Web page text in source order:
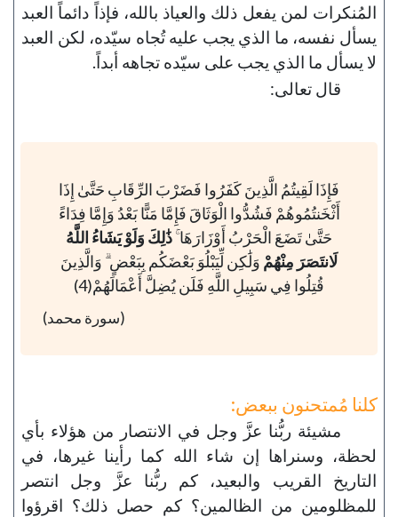
المُنكرات لمن يفعل ذلك والعياذ بالله، فإذاً دائماً العبد
يسأل نفسه، ما الذي يجب عليه تُجاه سيّده، لكن العبد
لا يسأل ما الذي يجب على سيّده تجاهه أبداً.
قال تعالى:
فَإِذَا لَقِيتُمُ الَّذِينَ كَفَرُوا فَضَرْبَ الرِّقَابِ حَتَّىٰ إِذَا
أَثْخَنتُمُوهُمْ فَشُدُّوا الْوَثَاقَ فَإِمَّا مَنًّا بَعْدُ وَإِمَّا فِدَاءً
حَتَّىٰ تَضَعَ الْحَرْبُ أَوْزَارَهَا ۚذَٰلِكَ وَلَوْ يَشَاءُ اللَّهُ
لَانتَصَرَ مِنْهُمْ وَلَٰكِن لِّيَبْلُوَ بَعْضَكُم بِبَعْضٍ ۗ وَالَّذِينَ
قُتِلُوا فِي سَبِيلِ اللَّهِ فَلَن يُضِلَّ أَعْمَالَهُمْ(4)
(سورة محمد)
كلنا مُمتحنون ببعض:
مشيئة ربُّنا عزَّ وجل في الانتصار من هؤلاء بأي
لحظة، وسنراها إن شاء الله كما رأينا غيرها، في
التاريخ القريب والبعيد، كم ربُّنا عزَّ وجل انتصر
للمظلومين من الظالمين؟ كم حصل ذلك؟ اقرؤوا